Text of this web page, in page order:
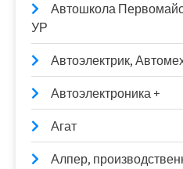
Автошкола
УР
Автоэлектрик,
Автоэлектроника +
Агат
Алпер,